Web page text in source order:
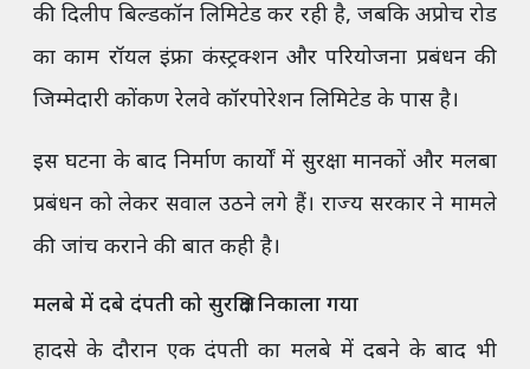
की दिलीप बिल्डकॉन लिमिटेड कर रही है, जबकि अप्रोच रोड
का काम रॉयल इंफ्रा कंस्ट्रक्शन और परियोजना प्रबंधन की
जिम्मेदारी कोंकण रेलवे कॉरपोरेशन लिमिटेड के पास है।
इस घटना के बाद निर्माण कार्यों में सुरक्षा मानकों और मलबा
प्रबंधन को लेकर सवाल उठने लगे हैं। राज्य सरकार ने मामले
की जांच कराने की बात कही है।
मलबे में दबे दंपती को सुरक्षित निकाला गया
हादसे के दौरान एक दंपती का मलबे में दबने के बाद भी